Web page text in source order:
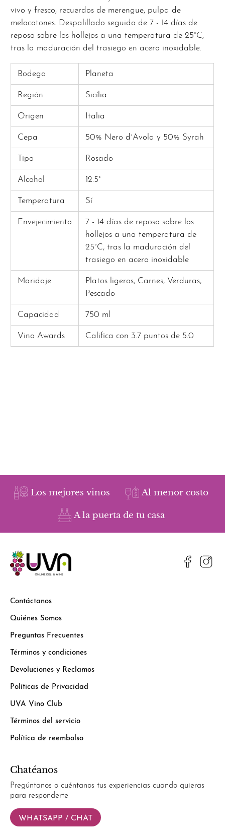
vivo y fresco, recuerdos de merengue, pulpa de
melocotones. Despalillado seguido de 7 - 14 días de
reposo sobre los hollejos a una temperatura de 25°C,
tras la maduración del trasiego en acero inoxidable.
Bodega Planeta
Región Sicília
Origen Italia
Cepa 50% Nero d´Avola y 50% Syrah
Tipo Rosado
Alcohol 12.5°
Temperatura Sí
Envejecimiento
7 - 14 días de reposo sobre los
hollejos a una temperatura de
25°C, tras la maduración del
trasiego en acero inoxidable
Maridaje
Platos ligeros, Carnes, Verduras,
Pescado
Capacidad 750 ml
Vino Awards Califica con 3.7 puntos de 5.0
Los mejores vinos Al menor costo
A la puerta de tu casa
Contáctanos
Quiénes Somos
Preguntas Frecuentes
Términos y condiciones
Devoluciones y Reclamos
Políticas de Privacidad
UVA Vino Club
Términos del servicio
Política de reembolso
Chatéanos
Pregúntanos o cuéntanos tus experiencias cuando quieras
para responderte
WHATSAPP / CHAT